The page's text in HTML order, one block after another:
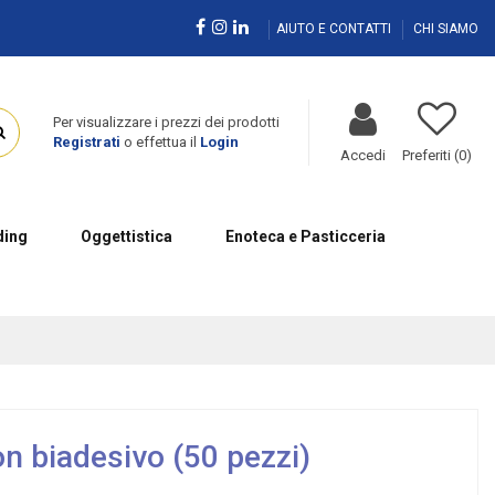
AIUTO E CONTATTI CHI SIAMO
Per visualizzare i prezzi dei prodotti
Registrati o effettua il Login
Accedi Preferiti (0)
Oggettistica Enoteca e Pasticceria
biadesivo (50 pezzi)